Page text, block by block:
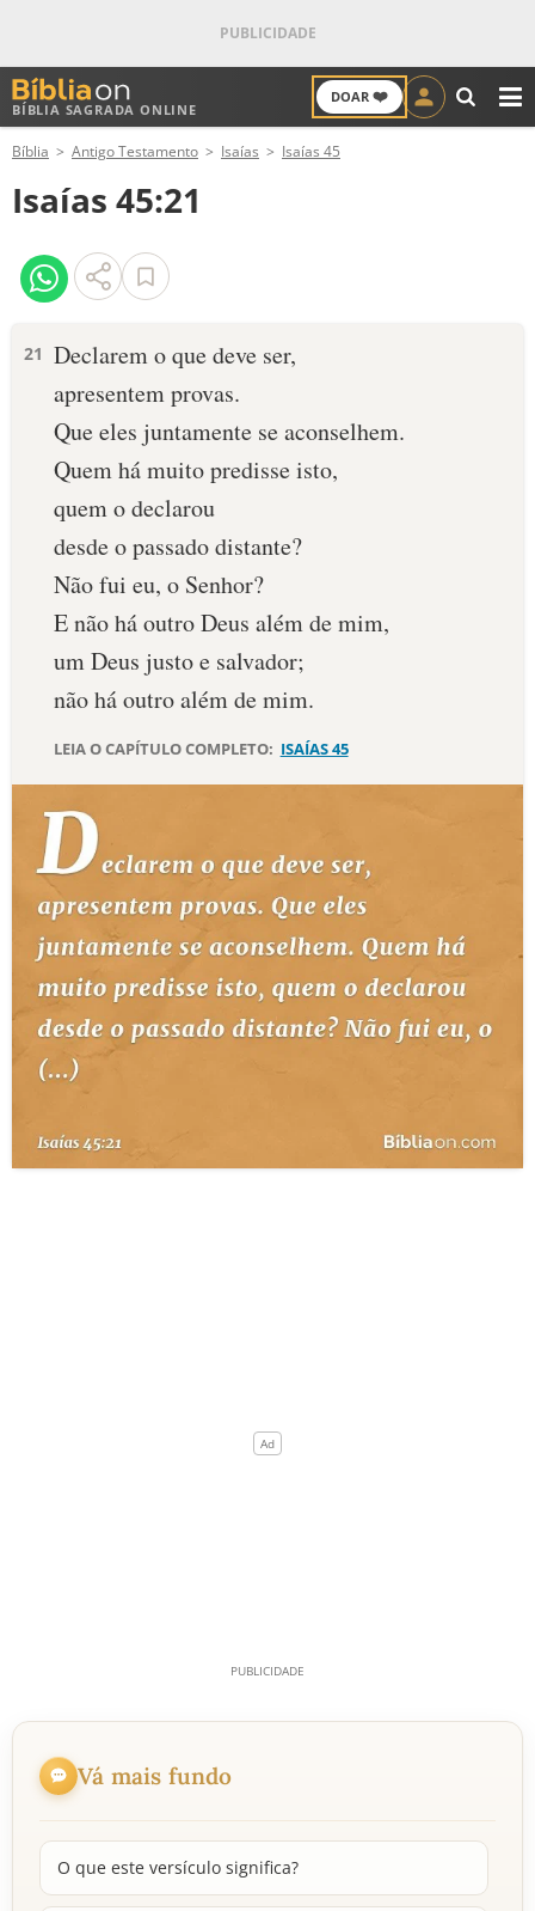
BÍBLIA SAGRADA ONLINE
DOAR ❤️
ANTIGO TESTAMENTO
NOVO TESTAMENTO
VERSÍCULOS
PALAVRA DO DIA
SALMO DO DIA
DEVOCIONAL DIÁRIO
10 MANDAMENTOS
ESBOÇOS DE PREGAÇÃO
PERGUNTE À BÍBLIA
TERMO BÍBLICO
QUEM SOMOS
LOJA BÍBLIAON
Bíblia Antigo Testamento Isaías Isaías 45
Isaías 45:21
21 Declarem o que deve ser,
apresentem provas.
Que eles juntamente se aconselhem.
Quem há muito predisse isto,
quem o declarou
desde o passado distante?
Não fui eu, o Senhor?
E não há outro Deus além de mim,
um Deus justo e salvador;
não há outro além de mim.
LEIA O CAPÍTULO COMPLETO: ISAÍAS 45
Vá mais fundo
O que este versículo significa?